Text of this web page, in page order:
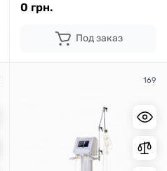
0 грн.
Под заказ
169